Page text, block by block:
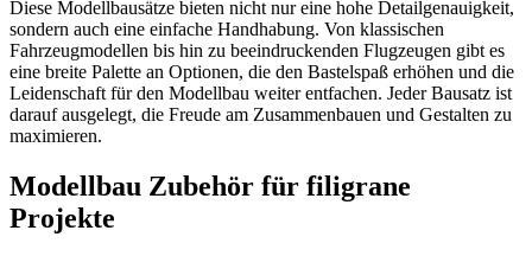
Diese Modellbausätze bieten nicht nur eine hohe Detailgenauigkeit,
sondern auch eine einfache Handhabung. Von klassischen
Fahrzeugmodellen bis hin zu beeindruckenden Flugzeugen gibt es
eine breite Palette an Optionen, die den Bastelspaß erhöhen und die
Leidenschaft für den Modellbau weiter entfachen. Jeder Bausatz ist
darauf ausgelegt, die Freude am Zusammenbauen und Gestalten zu
maximieren.
Modellbau Zubehör für filigrane
Projekte